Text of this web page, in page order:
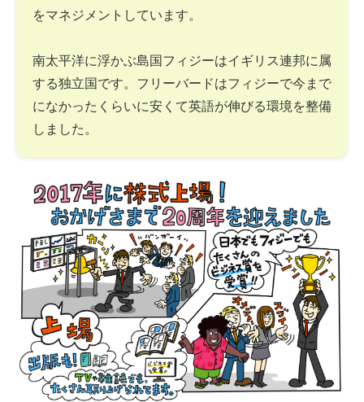
をマネジメントしています。
南太平洋に浮かぶ島国フィジーはイギリス連邦に属
する独立国です。フリーバードはフィジーで今まで
になかったくらいに安くて英語が伸びる環境を整備
しました。